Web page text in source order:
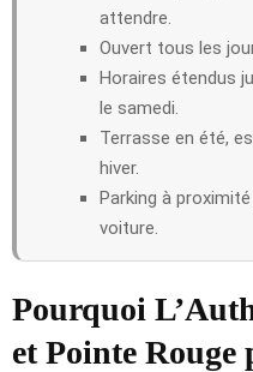
attendre.
Ouvert tous les
Horaires étendus
le samedi.
Terrasse en été,
hiver.
Parking à
voiture.
Pourquoi
et Pointe